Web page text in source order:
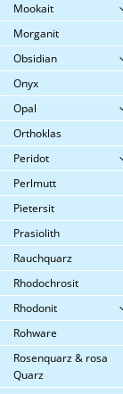
Mookait
Morganit
Obsidian
Onyx
Opal
Orthoklas
Peridot
Perlmutt
Pietersit
Prasiolith
Rauchquarz
Rhodochrosit
Rhodonit
Rohware
Rosenquarz & rosa
Quarz